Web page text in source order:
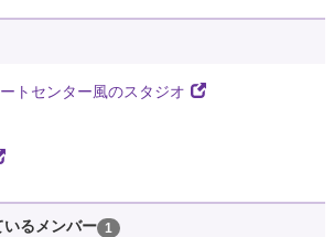
トセンター風のスタジオ
いるメンバー 1